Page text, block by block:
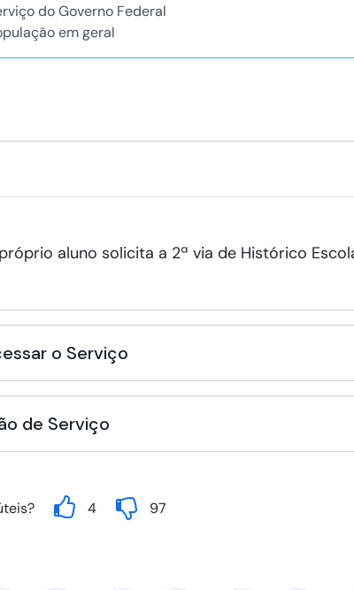
do Governo Federal
em geral
aluno solicita a 2ª via de Histórico
o Serviço
de Serviço
4 97